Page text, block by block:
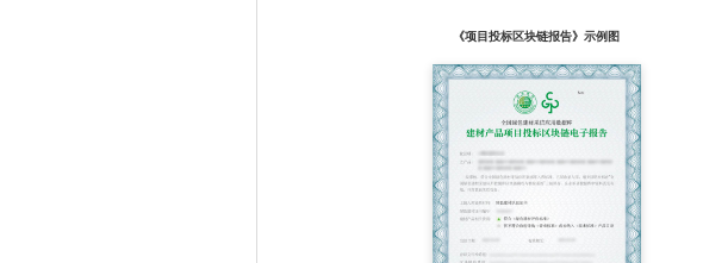
《项目投标区块链报告》示例图